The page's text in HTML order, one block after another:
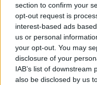
section to confirm your
opt-out request is
interest-based ads
us or personal
your opt-out. You may
disclosure of your
IAB’s list of
also be disclosed by us
Social & Tech